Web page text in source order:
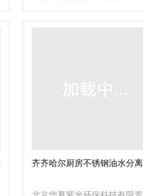
齐齐哈尔厨房不锈钢油水分